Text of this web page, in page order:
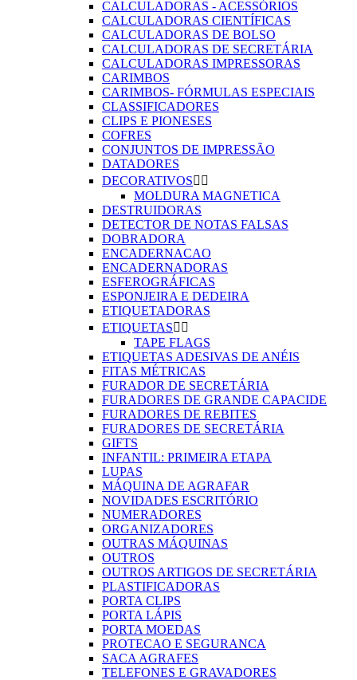
CALCULADORAS - ACESSÓRIOS
CALCULADORAS CIENTÍFICAS
CALCULADORAS DE BOLSO
CALCULADORAS DE SECRETÁRIA
CALCULADORAS IMPRESSORAS
CARIMBOS
CARIMBOS- FÓRMULAS ESPECIAIS
CLASSIFICADORES
CLIPS E PIONESES
COFRES
CONJUNTOS DE IMPRESSÃO
DATADORES
DECORATIVOS 
MOLDURA MAGNETICA
DESTRUIDORAS
DETECTOR DE NOTAS FALSAS
DOBRADORA
ENCADERNACAO
ENCADERNADORAS
ESFEROGRÁFICAS
ESPONJEIRA E DEDEIRA
ETIQUETADORAS
ETIQUETAS 
TAPE FLAGS
ETIQUETAS ADESIVAS DE ANÉIS
FITAS MÉTRICAS
FURADOR DE SECRETÁRIA
FURADORES DE GRANDE CAPACIDE
FURADORES DE REBITES
FURADORES DE SECRETÁRIA
GIFTS
INFANTIL: PRIMEIRA ETAPA
LUPAS
MÁQUINA DE AGRAFAR
NOVIDADES ESCRITÓRIO
NUMERADORES
ORGANIZADORES
OUTRAS MÁQUINAS
OUTROS
OUTROS ARTIGOS DE SECRETÁRIA
PLASTIFICADORAS
PORTA CLIPS
PORTA LÁPIS
PORTA MOEDAS
PROTECAO E SEGURANCA
SACA AGRAFES
TELEFONES E GRAVADORES